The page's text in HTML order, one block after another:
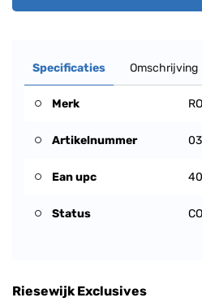
Specificaties Omschrijving
Merk
Artikelnummer
Ean upc
Status
Riesewijk Exclusives